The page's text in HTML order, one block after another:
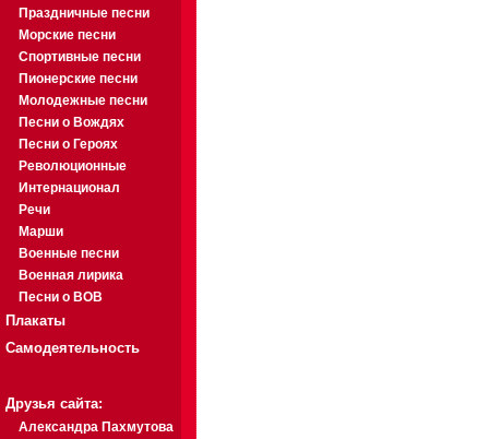
Праздничные песни
Морские песни
Спортивные песни
Пионерские песни
Молодежные песни
Песни о Вождях
Песни о Героях
Революционные
Интернационал
Речи
Марши
Военные песни
Военная лирика
Песни о ВОВ
Плакаты
Самодеятельность
Друзья сайта:
Александра Пахмутова